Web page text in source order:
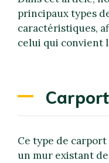
principaux types
caractéristiques,
celui qui convient
Ce type de
un mur existant